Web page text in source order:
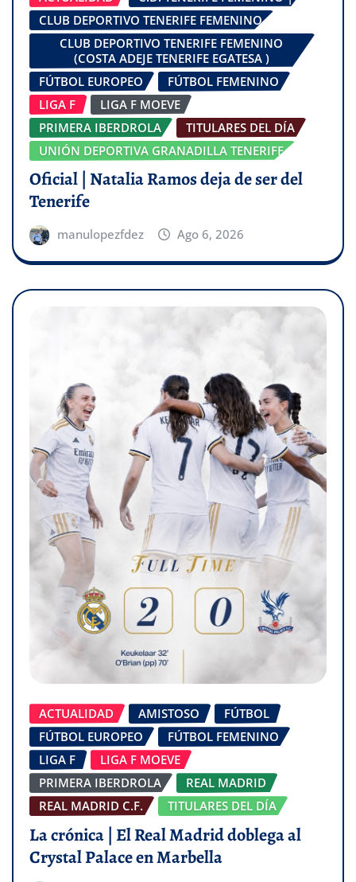
CLUB DEPORTIVO TENERIFE FEMENINO
CLUB DEPORTIVO TENERIFE FEMENINO
(COSTA ADEJE TENERIFE EGATESA )
FÚTBOL EUROPEO
FÚTBOL FEMENINO
LIGA F
LIGA F MOEVE
PRIMERA IBERDROLA
TITULARES DEL DÍA
UNIÓN DEPORTIVA GRANADILLA TENERIFE
Oficial | Natalia Ramos deja de ser del
Tenerife
manulopezfdez Ago 6, 2026
ACTUALIDAD AMISTOSO
FÚTBOL
FÚTBOL EUROPEO
FÚTBOL FEMENINO
LIGA F
LIGA F MOEVE
PRIMERA IBERDROLA
REAL MADRID
REAL MADRID C.F.
TITULARES DEL DÍA
La crónica | El Real Madrid doblega al
Crystal Palace en Marbella